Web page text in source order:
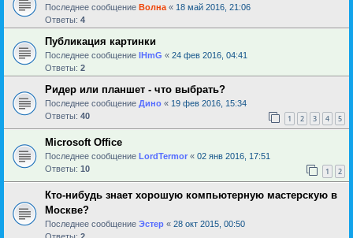
Последнее сообщение Волна « 18 май 2016, 21:06
Ответы: 4
Публикация картинки
Последнее сообщение IHmG « 24 фев 2016, 04:41
Ответы: 2
Ридер или планшет - что выбрать?
Последнее сообщение Дино « 19 фев 2016, 15:34
Ответы: 40 1 2 3 4 5
Microsoft Office
Последнее сообщение LordTermor « 02 янв 2016, 17:51
Ответы: 10 1 2
Кто-нибудь знает хорошую компьютерную мастерскую в
Москве?
Последнее сообщение Эстер « 28 окт 2015, 00:50